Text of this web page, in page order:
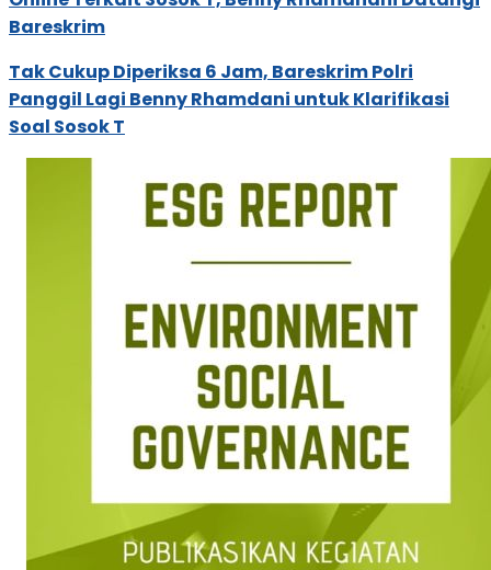
Bareskrim
Tak Cukup Diperiksa 6 Jam, Bareskrim Polri
Panggil Lagi Benny Rhamdani untuk Klarifikasi
Soal Sosok T